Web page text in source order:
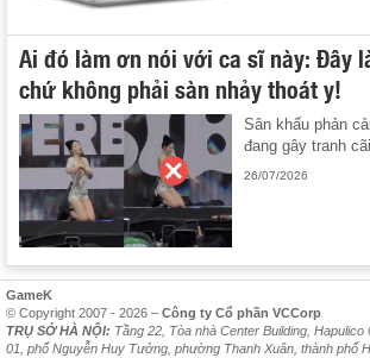
Ai đó làm ơn nói với ca sĩ này: Đây
chứ không phải sàn nhảy thoát y!
Sân khấu phản
đang gây tranh
26/07/2026
GameK
© Copyright 2007 - 2026 – Công ty Cổ phần VCCorp
TRỤ SỞ HÀ NỘI: Tầng 22, Tòa nhà Center Building, Hapulico
01, phố Nguyễn Huy Tưởng, phường Thanh Xuân, thành phố